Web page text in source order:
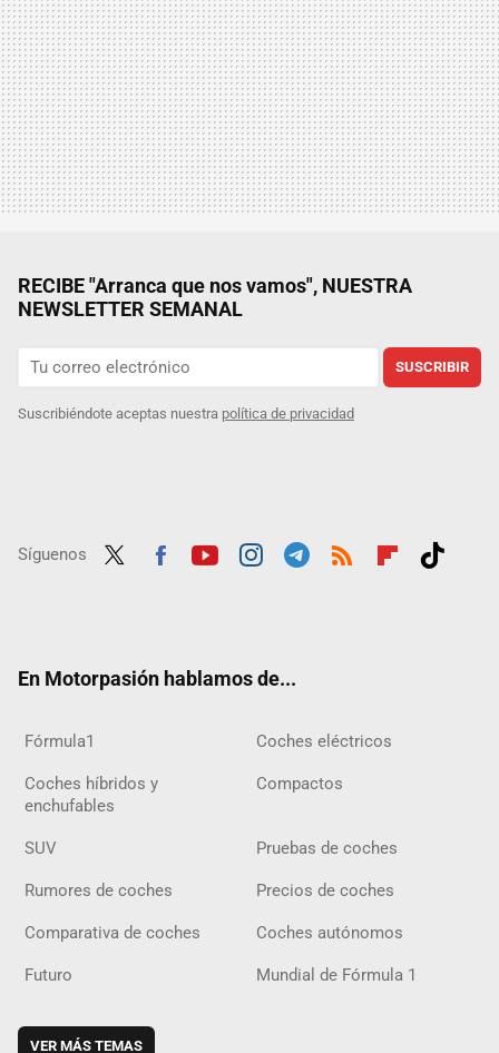
RECIBE "Arranca que nos vamos", NUESTRA
NEWSLETTER SEMANAL
SUSCRIBIR
Suscribiéndote aceptas nuestra política de privacidad
Síguenos
En Motorpasión hablamos de...
Fórmula1 Coches eléctricos
Coches híbridos y
enchufables
Compactos
SUV Pruebas de coches
Rumores de coches Precios de coches
Comparativa de coches Coches autónomos
Futuro Mundial de Fórmula 1
VER MÁS TEMAS